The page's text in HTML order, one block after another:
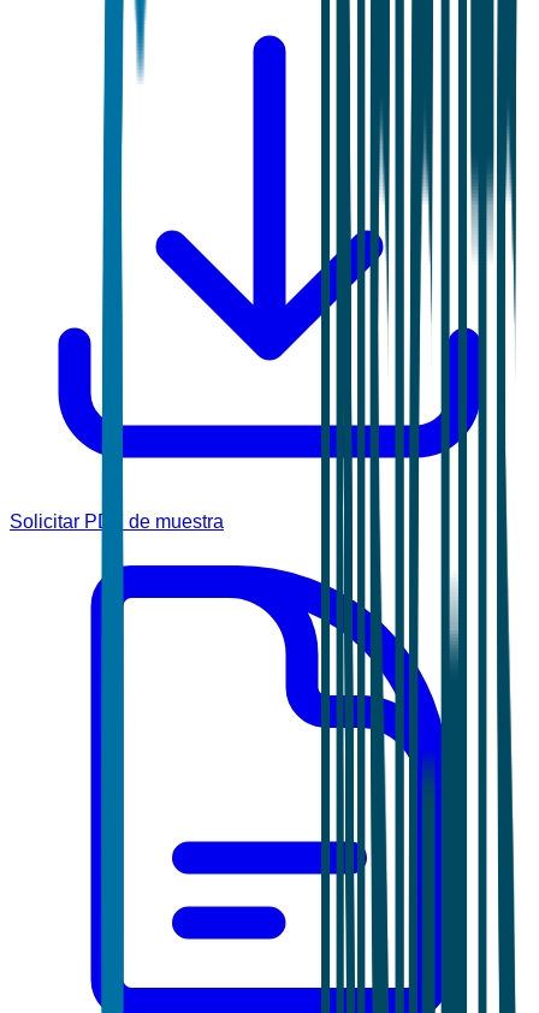
Solicitar PDF de muestra